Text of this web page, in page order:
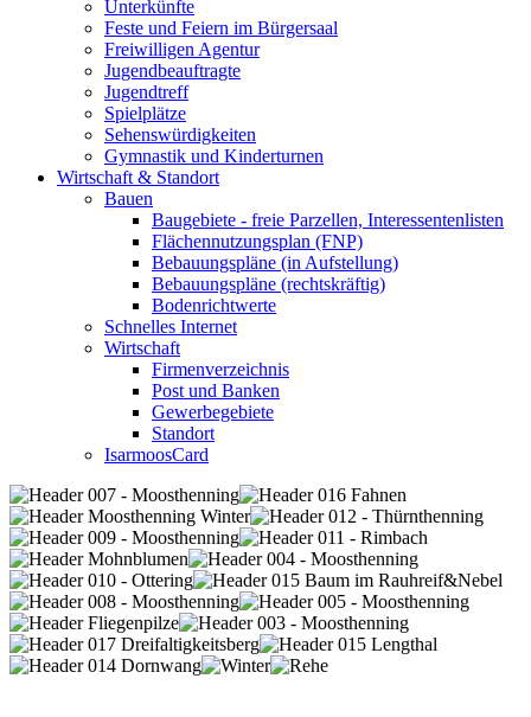
Unterkünfte
Feste und Feiern im Bürgersaal
Freiwilligen Agentur
Jugendbeauftragte
Jugendtreff
Spielplätze
Sehenswürdigkeiten
Gymnastik und Kinderturnen
Wirtschaft & Standort
Bauen
Baugebiete - freie Parzellen, Interessentenlisten
Flächennutzungsplan (FNP)
Bebauungspläne (in Aufstellung)
Bebauungspläne (rechtskräftig)
Bodenrichtwerte
Schnelles Internet
Wirtschaft
Firmenverzeichnis
Post und Banken
Gewerbegebiete
Standort
IsarmoosCard